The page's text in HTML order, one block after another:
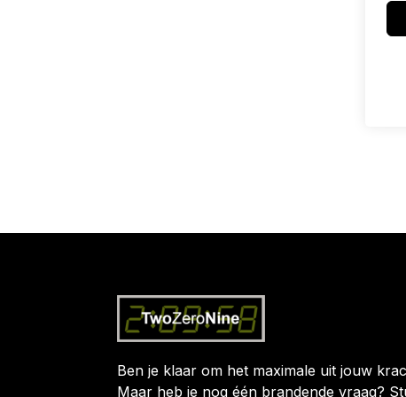
Ben je klaar om het maximale uit jouw
Maar heb je nog één brandende vraag?